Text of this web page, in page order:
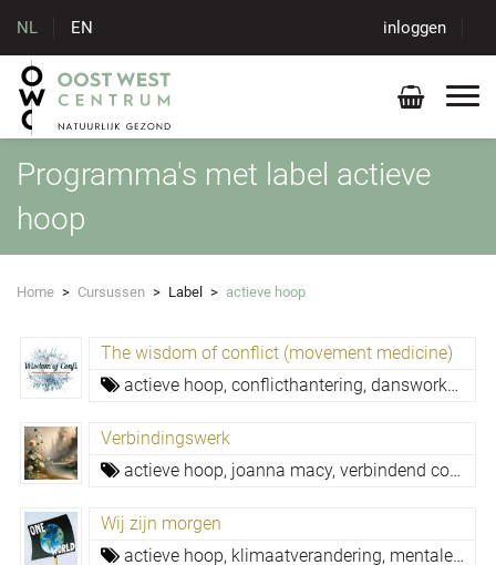
NL EN inloggen
Programma's met label actieve
hoop
Home > Cursussen > Label > actieve hoop
The wisdom of conflict (movement medicine)
actieve hoop, conflicthantering, dansworkshop,
Verbindingswerk
actieve hoop, joanna macy, verbindend communiceren
Wij zijn morgen
actieve hoop, klimaatverandering, mentale veerkracht,